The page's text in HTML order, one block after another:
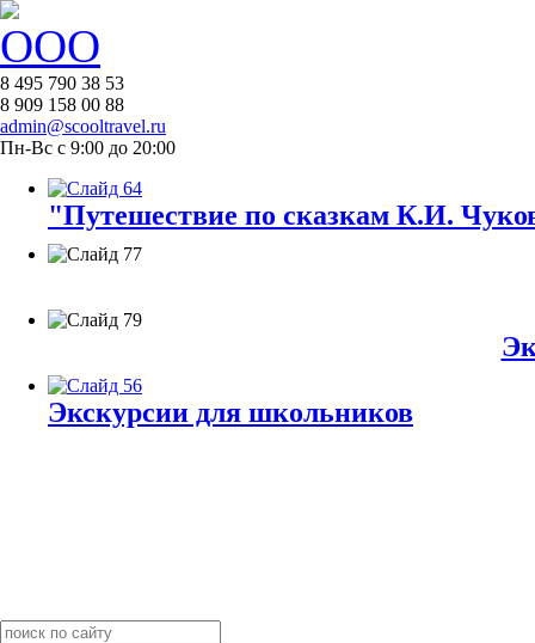
8 495 790 38 53
8 909 158 00 88
admin@scooltravel.ru
Пн-Вс с 9:00 до 20:00
"Путешествие по сказкам К.И.
Экскурсии для школьников